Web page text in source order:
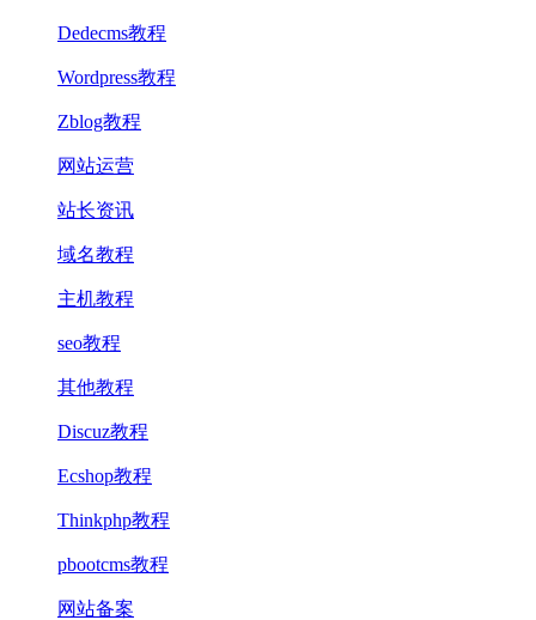
Dedecms教程
Wordpress教程
Zblog教程
网站运营
站长资讯
域名教程
主机教程
seo教程
其他教程
Discuz教程
Ecshop教程
Thinkphp教程
pbootcms教程
网站备案